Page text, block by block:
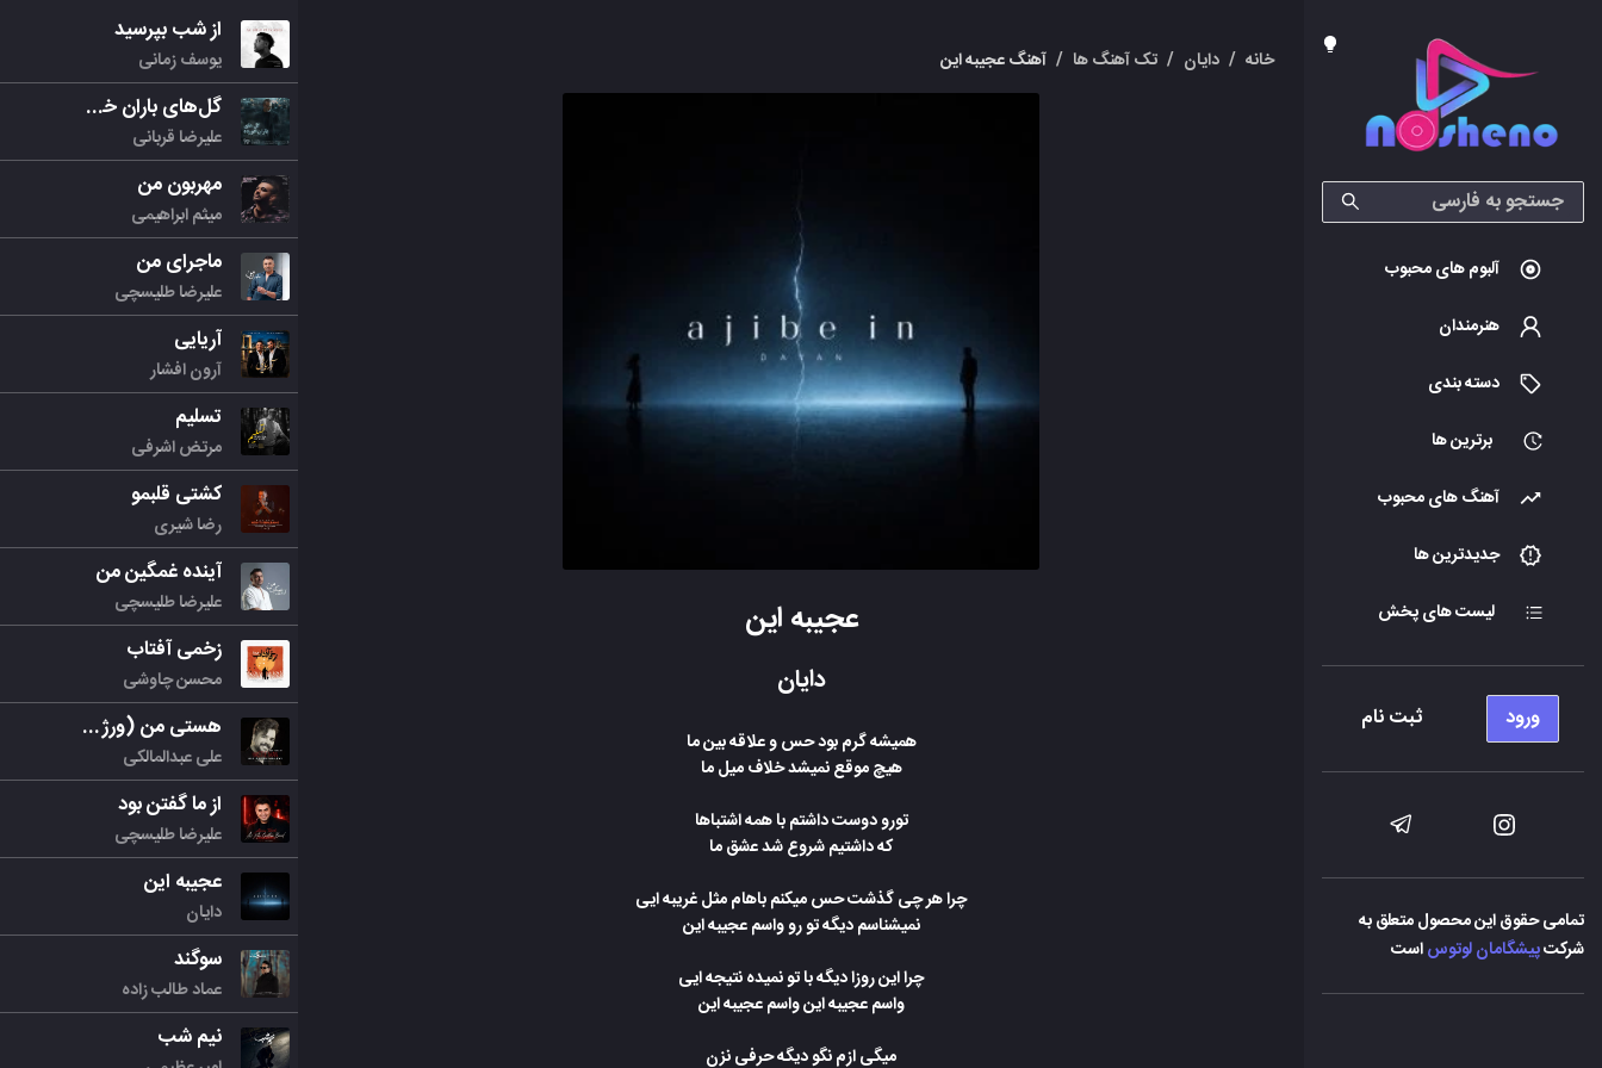
آلبوم های محبوب
هنرمندان
دسته بندی
برترین ها
آهنگ های محبوب
جدیدترین ها
لیست های پخش
ورود ثبت نام
تمامی حقوق این محصول متعلق به
شرکتپیشگامان لوتوساست
خانه / دایان / تک آهنگ ها / آهنگ عجیبه این
عجیبه این
دایان
ﻫﻤﻴﺸﻪ ﮔﺮم ﺑﻮد ﺣﺲ و ﻋﻠﺎﻗﻪ ﺑﻴﻦ ﻣﺎ
ﻫﻴﭻ ﻣﻮﻗﻊ ﻧﻤﻴﺸﺪ ﺧﻠﺎف ﻣﻴﻞ ﻣﺎ
ﺗﻮرو دوﺳﺖ داﺷﺘﻢ ﺑﺎ ﻫﻤﻪ اﺷﺘﺒﺎها
ﻛﻪ داﺷﺘﻴﻢ ﺷﺮوع ﺷﺪ ﻋشق ما
ﭼﺮا ﻫﺮ ﭼﻰ ﮔﺬﺷﺖ ﺣﺲ ﻣﻴﻜﻨﻢ ﺑﺎﻫﺎم ﻣﺜﻞ ﻏﺮﻳﺒﻪ اﻳﻰ
ﻧﻤﻴﺸﻨﺎﺳﻢ دﻳﮕﻪ ﺗﻮ رو واﺳﻢ ﻋﺠﻴﺒﻪ اﻳﻦ
ﭼﺮا اﻳﻦ روزا دﻳﮕﻪ ﺑﺎ ﺗﻮ ﻧﻤﻴﺪه ﻧﺘﻴﺠﻪ اﻳﻰ
واﺳﻢ ﻋﺠﻴﺒﻪ اﻳﻦ واﺳﻢ ﻋﺠﻴﺒﻪ اﻳﻦ
ﻣﻴﮕﻰ ازم ﻧﮕﻮ دﻳﮕﻪ ﺣﺮﻓﻰ ﻧﺰن
از شب بپرسید
یوسف زمانی
گل‌های باران خورده
علیرضا قربانی
مهربون من
میثم ابراهیمی
ماجرای من
علیرضا طلیسچی
آریایی
آرون افشار
تسلیم
مرتض اشرفی
کشتی قلبمو
رضا شیری
آینده غمگین من
علیرضا طلیسچی
زخمی آفتاب
محسن چاوشی
هستی من (ورژن جدید)
علی عبدالمالکی
از ما گفتن بود
علیرضا طلیسچی
عجیبه این
دایان
سوگند
عماد طالب زاده
نیم شب